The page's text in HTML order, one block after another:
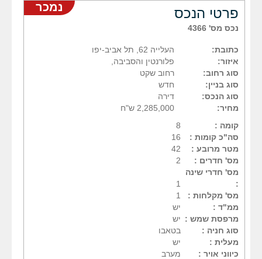
נמכר פרטי הנכס
נכס מס' 4366
כתובת:
העלייה 62, תל אביב-יפו
איזור:
פלורנטין והסביבה,
סוג רחוב:
רחוב שקט
סוג בניין:
חדש
סוג הנכס:
דירה
מחיר:
2,285,000 ש"ח
קומה :
8
סה"כ קומות :
16
מטר מרובע :
42
מס' חדרים :
2
מס' חדרי שינה
:
1
מס' מקלחות :
1
ממ"ד :
יש
מרפסת שמש : יש
סוג חניה :
בטאבו
מעלית :
יש
כיווני אויר :
מערב